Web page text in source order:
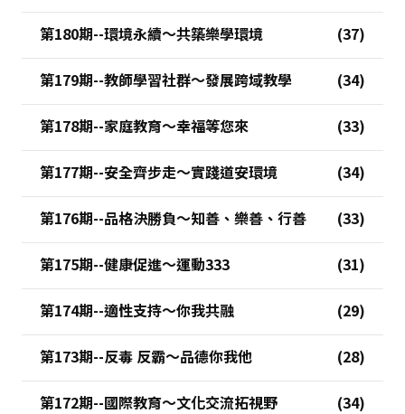
第180期--環境永續～共築樂學環境
第179期--教師學習社群～發展跨域教學
第178期--家庭教育～幸福等您來
第177期--安全齊步走～實踐道安環境
第176期--品格決勝負～知善、樂善、行善
第175期--健康促進～運動333
第174期--適性支持～你我共融
第173期--反毒 反霸～品德你我他
第172期--國際教育～文化交流拓視野